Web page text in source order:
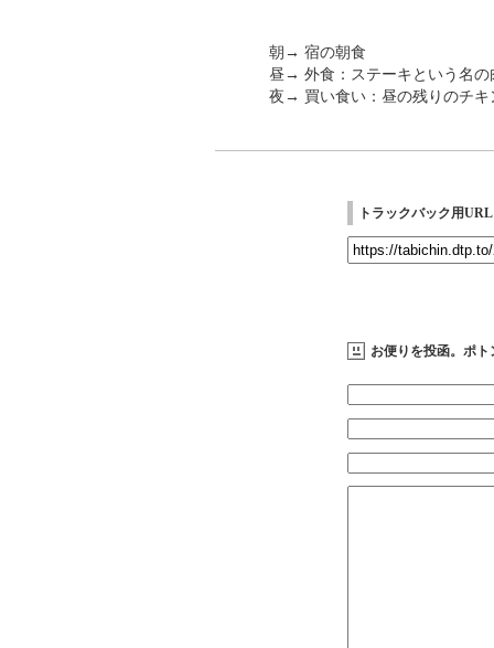
朝→ 宿の朝食
昼→ 外食：ステーキという名の
夜→ 買い食い：昼の残りのチキ
トラックバック用URL
お便りを投函。ポト